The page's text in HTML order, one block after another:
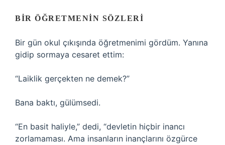
BIR ÖĞRETMENIN SÖZLERI
Bir gün okul çıkışında öğretmenimi gördüm. Yanına
gidip sormaya cesaret ettim:
“Laiklik gerçekten ne demek?”
Bana baktı, gülümsedi.
“En basit haliyle,” dedi, “devletin hiçbir inancı
zorlamaması. Ama insanların inançlarını özgürce